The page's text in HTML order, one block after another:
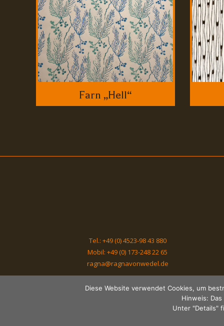
Farn „Hell“
Tel.: +49 (0) 4523-98 43 880
Mobil: +49 (0) 173-248 22 65
ragna@ragnavonwedel.de
Diese Website verwendet Cookies, um
Hinweis:
Unter "Details"